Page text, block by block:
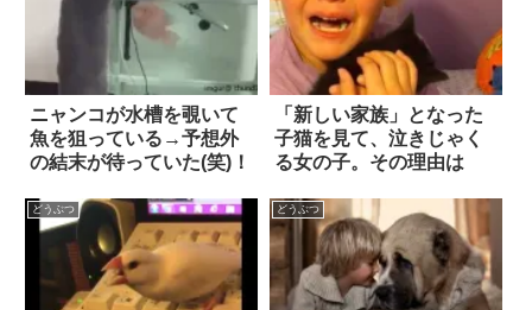
ニャンコが水槽を覗いて
魚を狙っている→予想外
の結末が待っていた(笑)！
「新しい家族」となった
子猫を見て、泣きじゃく
る女の子。その理由は
どうぶつ どうぶつ